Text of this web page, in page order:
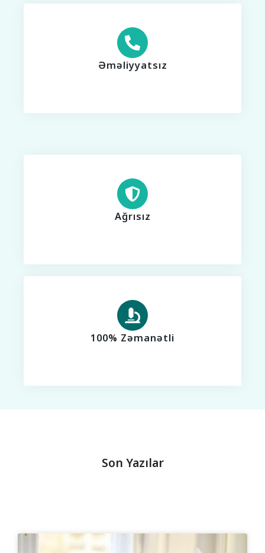
Əməliyyatsız
Ağrısız
100% Zəmanətli
Son Yazılar